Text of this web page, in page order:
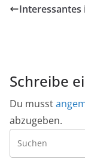
Interessantes
Schreibe
Du musst
abzugeben.